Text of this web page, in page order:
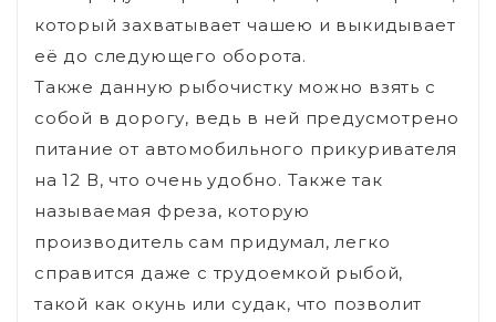
который захватывает чашею и выкидывает
её до следующего оборота.
Также данную рыбочистку можно взять с
собой в дорогу, ведь в ней предусмотрено
питание от автомобильного прикуривателя
на 12 В, что очень удобно. Также так
называемая фреза, которую
производитель сам придумал, легко
справится даже с трудоемкой рыбой,
такой как окунь или судак, что позволит